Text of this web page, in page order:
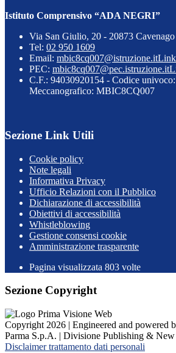
Istituto Comprensivo “ADA NEGRI”
Via San Giulio, 20 - 20873
Tel: 02 950 1609
Email: mbic8cq007@istruzione.itLink
PEC: mbic8cq007@pec.istruzione.it
C.F.: 94030920154 - Codice
Meccanografico: MBIC8CQ007
Sezione Link Utili
Cookie policy
Note legali
Informativa Privacy
Ufficio Relazioni con il Pubblico
Dichiarazione di accessibilità
Obiettivi di accessibilità
Whistleblowing
Gestione consensi cookie
Amministrazione trasparente
Pagina visualizzata 803 volte
Sezione Copyright
Copyright 2026 | Engineered and powered
Parma S.p.A. | Divisione Publishing &
Disclaimer trattamento dati personali